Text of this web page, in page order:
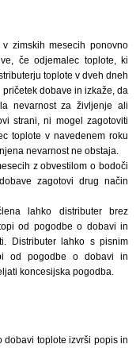
zimskih mesecih ponovno
če odjemalec toplote, ki
toplote v dveh dneh
dobave in izkaže, da
nevarnost za življenje ali
strani, ni mogel zagotoviti
toplote v navedenem roku
nevarnost ne obstaja.
z obvestilom o bodoči
zagotovi drug način
lahko distributer brez
od pogodbe o dobavi in
Distributer lahko s pisnim
od pogodbe o dobavi in
koncesijska pogodba.
toplote izvrši popis in